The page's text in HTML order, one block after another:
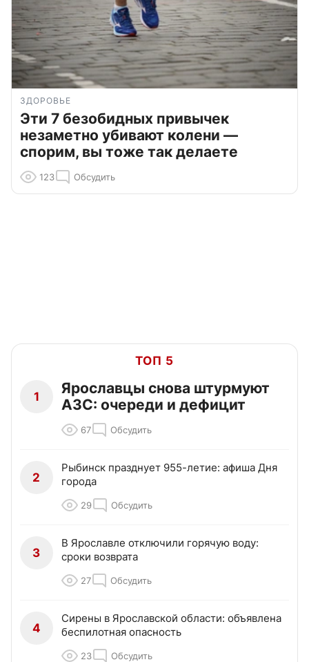
ЗДОРОВЬЕ
Эти 7 безобидных привычек
незаметно убивают колени —
спорим, вы тоже так делаете
123 Обсудить
ТОП 5
1
Ярославцы снова штурмуют
АЗС: очереди и дефицит
67 Обсудить
2
Рыбинск празднует 955-летие: афиша Дня
города
29 Обсудить
3
В Ярославле отключили горячую воду:
сроки возврата
27 Обсудить
4
Сирены в Ярославской области: объявлена
беспилотная опасность
23 Обсудить